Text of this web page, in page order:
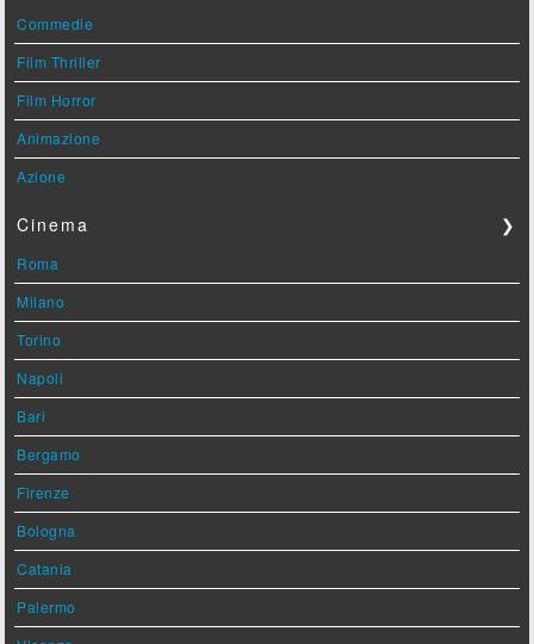
Commedie
Film Thriller
Film Horror
Animazione
Azione
Cinema ❯
Roma
Milano
Torino
Napoli
Bari
Bergamo
Firenze
Bologna
Catania
Palermo